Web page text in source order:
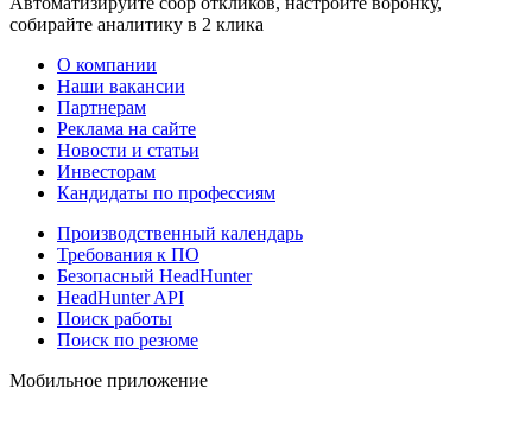
собирайте аналитику в 2 клика
О компании
Наши вакансии
Партнерам
Реклама на сайте
Новости и статьи
Инвесторам
Кандидаты по профессиям
Производственный календарь
Требования к ПО
Безопасный HeadHunter
HeadHunter API
Поиск работы
Поиск по резюме
Мобильное приложение